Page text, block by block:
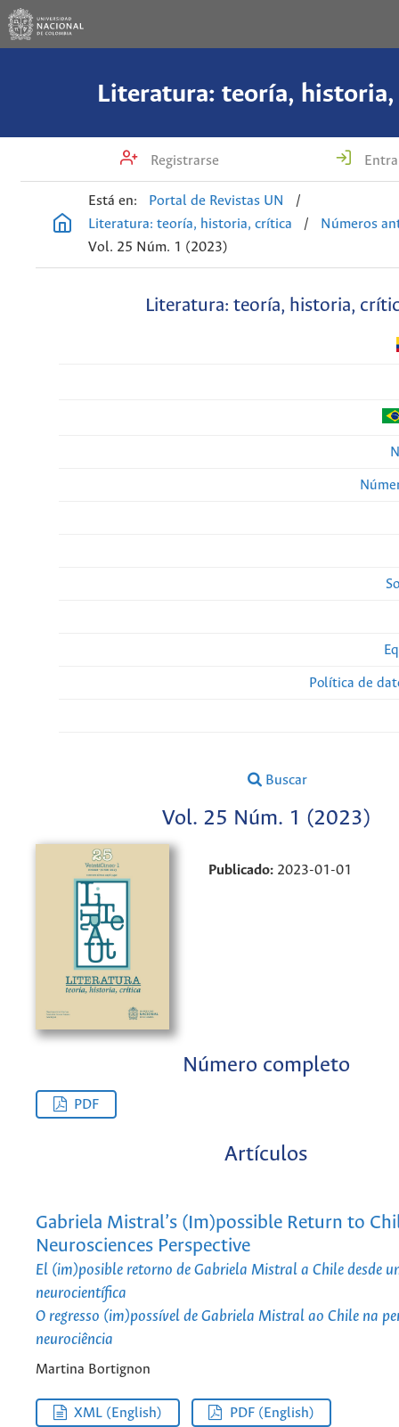
Literatura: teoría,
Registrarse
Está en: Portal de Revistas UN
/
Literatura: teoría, historia, crítica
/
Números
Vol. 25 Núm. 1 (2023)
Literatura: teoría, historia,
Política de
Buscar
Vol. 25 Núm. 1 (2023)
Publicado: 2023-01-01
Número completo
PDF
Artículos
Gabriela Mistral’s (Im)possible Return to
Neurosciences Perspective
El (im)posible retorno de Gabriela Mistral a Chile desde
neurocientífica
O regresso (im)possível de Gabriela Mistral ao Chile na
neurociência
Martina Bortignon
XML (English) PDF (English)